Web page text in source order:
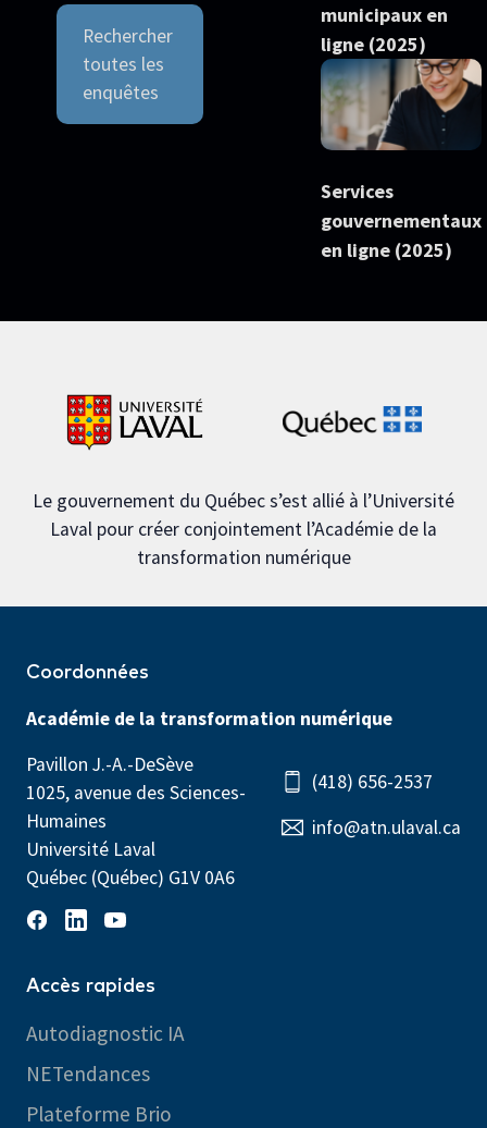
Rechercher
toutes les
enquêtes
municipaux en
ligne (2025)
Services
gouvernementaux
en ligne (2025)
Le gouvernement du Québec s’est allié à l’Université
Laval pour créer conjointement l’Académie de la
transformation numérique
Coordonnées
Académie de la transformation numérique
Pavillon J.-A.-DeSève
1025, avenue des Sciences-
Humaines
Université Laval
Québec (Québec) G1V 0A6
(418) 656-2537
info@atn.ulaval.ca
Accès rapides
Autodiagnostic IA
NETendances
Plateforme Brio